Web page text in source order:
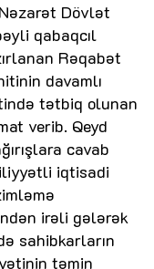
Dövlət
qabaqcıl
Rəqabət
davamlı
tətbiq olunan
verib. Qeyd
cavab
iqtisadi
irəli gələrək
sahibkarların
təmin